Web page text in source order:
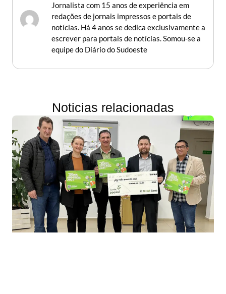
Jornalista com 15 anos de experiência em
redações de jornais impressos e portais de
notícias. Há 4 anos se dedica exclusivamente a
escrever para portais de notícias. Somou-se a
equipe do Diário do Sudoeste
Noticias relacionadas